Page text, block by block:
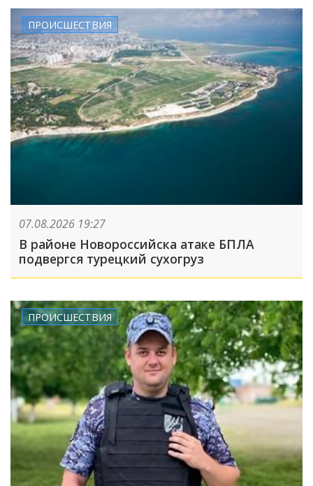
ПРОИСШЕСТВИЯ
07.08.2026 19:27
В районе Новороссийска атаке БПЛА
подвергся турецкий сухогруз
ПРОИСШЕСТВИЯ